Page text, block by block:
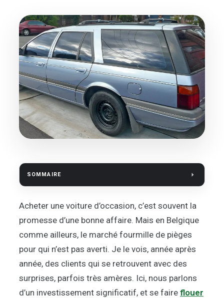
SOMMAIRE
Acheter une voiture d’occasion, c’est souvent la
promesse d’une bonne affaire. Mais en Belgique
comme ailleurs, le marché fourmille de pièges
pour qui n’est pas averti. Je le vois, année après
année, des clients qui se retrouvent avec des
surprises, parfois très amères. Ici, nous parlons
d’un investissement significatif, et se faire flouer